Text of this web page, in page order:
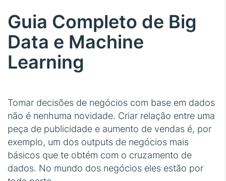
Guia Completo de Big
Data e Machine
Learning
Tomar decisões de negócios com base em dados
não é nenhuma novidade. Criar relação entre uma
peça de publicidade e aumento de vendas é, por
exemplo, um dos outputs de negócios mais
básicos que te obtém com o cruzamento de
dados. No mundo dos negócios eles estão por